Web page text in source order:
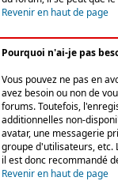
Revenir en haut de page
Pourquoi n'ai-je pas
Vous pouvez ne pas en
avez besoin ou non de
forums. Toutefois,
additionnelles non-
avatar, une messagerie
groupe d'utilisateurs, etc.
il est donc recommandé
Revenir en haut de page